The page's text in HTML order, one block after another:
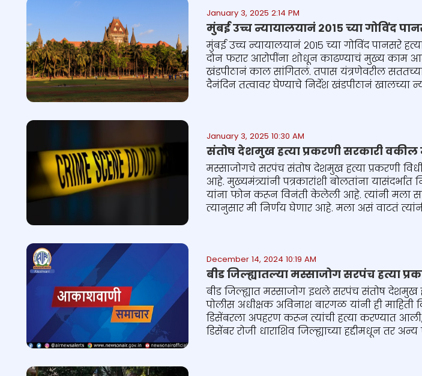
January 3, 2025 2:14 PM
मुंबई उच्च न्यायालयानं २०१५ च्या गोविंद
मुंबई उच्च न्यायालयानं २०१५ च्या गोविंद पानसरे
दोन फरार आरोपींना शोधून काढण्याचं मुख्य काम
खंडपीठानं काल सांगितलं. तपास यंत्रणेवरील
दैनंदिन तत्वावर घेण्याचे निर्देश खंडपीठानं खालच्या
January 3, 2025 10:30 AM
संतोष देशमुख हत्या प्रकरणी सरकारी
मस्साजोगचे सरपंच संतोष देशमुख हत्या प्रकरणी
आहे. मुख्यमंत्र्यांनी पत्रकारांशी बोलतांना
यांना फोन करून विनंती केलेली आहे. त्यांनी मला
त्यानुसार मी निर्णय घेणार आहे. मला असं वाटतं
December 14, 2024 10:19 AM
बीड जिल्ह्यातल्या मस्साजोग सरपंच हत्या
बीड जिल्ह्यात मस्साजोग इथले सरपंच संतोष
पोलीस अधीक्षक अविनाश बारगळ यांनी ही
डिसेंबरला अपहरण करून त्यांची हत्या करण्यात
डिसेंबर रोजी धाराशिव जिल्ह्याच्या हद्दीमधून तर